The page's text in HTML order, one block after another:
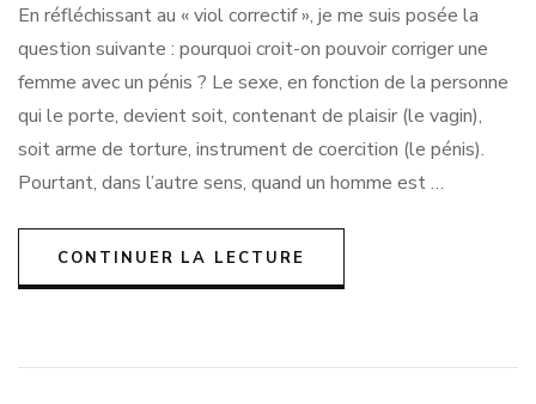
le
tout
puissant
phallus
redoute
sexuelle
de
En réfléchissant au « viol correctif », je me suis posée la
question suivante : pourquoi croit-on pouvoir corriger une
femme avec un pénis ? Le sexe, en fonction de la personne
qui le porte, devient soit, contenant de plaisir (le vagin),
soit arme de torture, instrument de coercition (le pénis).
Pourtant, dans l’autre sens, quand un homme est …
CONTINUER LA LECTURE